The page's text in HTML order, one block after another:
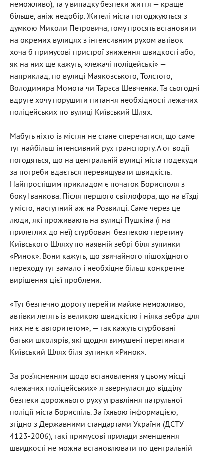
неможливо), та у випадку безпеки життя — краще
більше, аніж недобір. Жителі міста погоджуються з
думкою Миколи Петровича, тому просять встановити
на окремих вулицях з інтенсивним рухом автівок
хоча б примусові пристрої зниження швидкості або,
як на них ще кажуть, «лежачі поліцейські» —
наприклад, по вулиці Маяковського, Толстого,
Володимира Момота чи Тараса Шевченка. Та сьогодні
вдруге хочу порушити питання необхідності лежачих
поліцейських по вулиці Київський Шлях.
Мабуть ніхто із містян не стане сперечатися, що саме
тут найбільш інтенсивний рух транспорту. А от водії
погодяться, що на центральній вулиці міста подекуди
за потреби вдається перевищувати швидкість.
Найпростішим прикладом є початок Борисполя з
боку Іванкова. Після першого світлофора, що на в’їзді
у місто, наступний аж на Розвилці. Саме через це
люди, які проживають на вулиці Пушкіна (і на
прилеглих до неї) стурбовані безпекою перетину
Київського Шляху по наявній зебрі біля зупинки
«Ринок». Вони кажуть, що звичайного пішохідного
переходу тут замало і необхідне більш конкретне
вирішення цієї проблеми.
«Тут безпечно дорогу перейти майже неможливо,
автівки летять із великою швидкістю і ніяка зебра для
них не є авторитетом», — так кажуть стурбовані
батьки школярів, які щодня вимушені перетинати
Київський Шлях біля зупинки «Ринок».
За роз’ясненням щодо встановлення у цьому місці
«лежачих поліцейських» я звернулася до відділу
безпеки дорожнього руху управління патрульної
поліції міста Бориспіль. За їхньою інформацією,
згідно з Державними стандартами України (ДСТУ
4123-2006), такі примусові прилади зменшення
швидкості не можна встановлювати по центральній